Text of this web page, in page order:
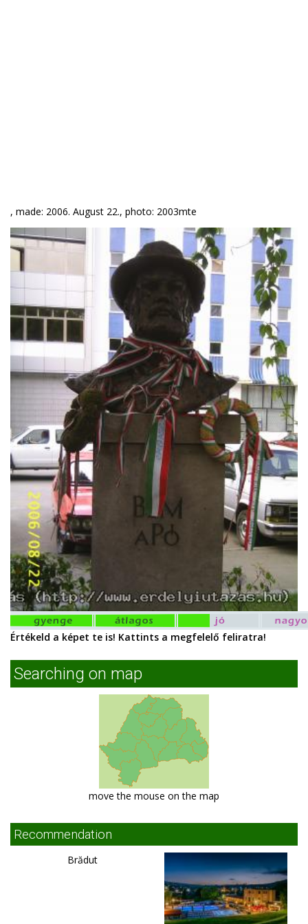
, made: 2006. August 22., photo: 2003mte
Értékeld a képet te is! Kattints a megfelelő feliratra!
Searching on map
move the mouse on the map
Recommendation
Brădut